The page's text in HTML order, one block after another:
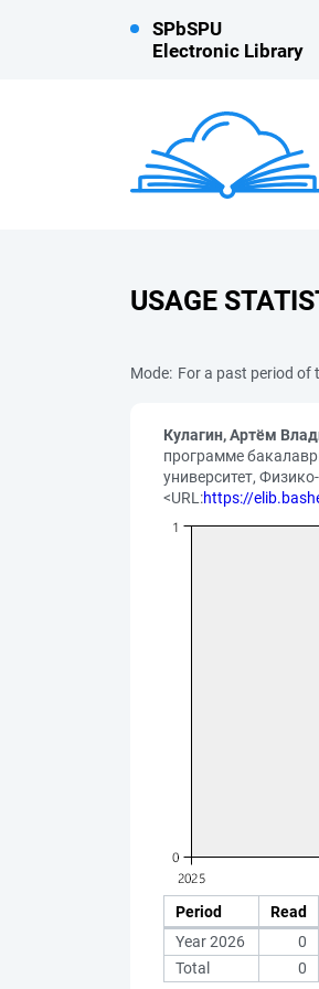
SPbSPU
Electronic Library
USAGE
Mode: For a past period of
Кулагин, Артём
программе
университет,
<URL:https://
Period Read
Year 2026
0
Total
0